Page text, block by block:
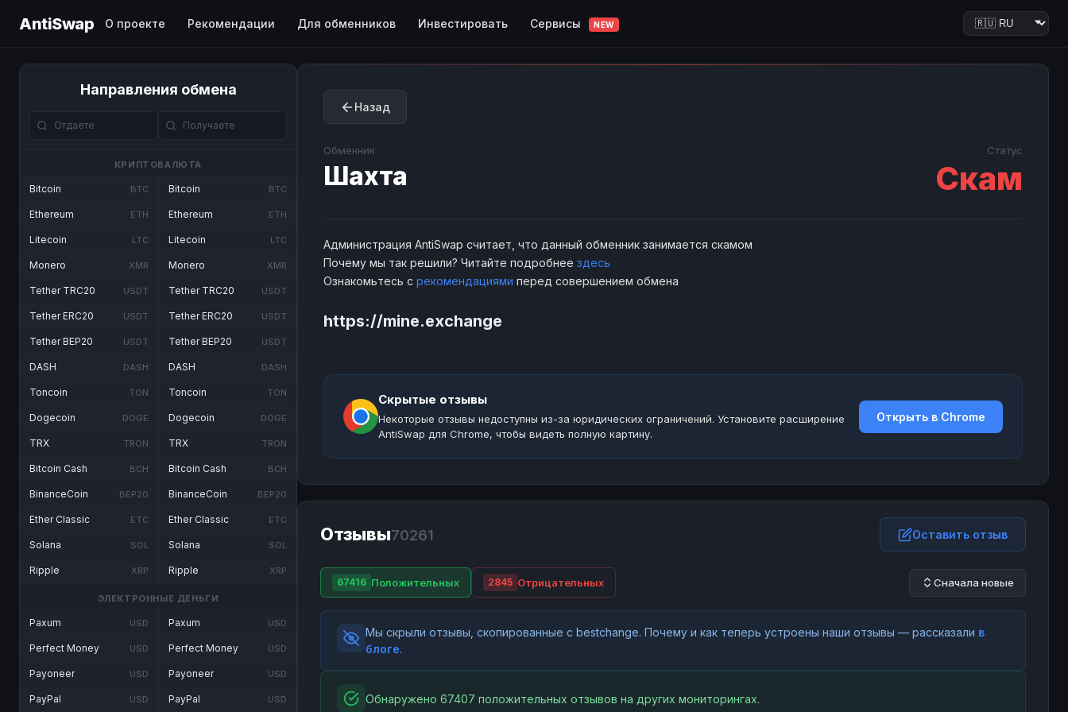
AntiSwap О проекте Рекомендации Для обменников Инвестировать Сервисы NEW
Направления обмена
КРИПТОВАЛЮТА
Bitcoin BTC
Ethereum ETH
Litecoin LTC
Monero XMR
Tether TRC20 USDT
Tether ERC20 USDT
Tether BEP20 USDT
DASH DASH
Toncoin TON
Dogecoin DOGE
TRX TRON
Bitcoin Cash BCH
BinanceCoin BEP20
Ether Classic ETC
Solana SOL
Ripple XRP
Bitcoin BTC
Ethereum ETH
Litecoin LTC
Monero XMR
Tether TRC20 USDT
Tether ERC20 USDT
Tether BEP20 USDT
DASH DASH
Toncoin TON
Dogecoin DOGE
TRX TRON
Bitcoin Cash BCH
BinanceCoin BEP20
Ether Classic ETC
Solana SOL
Ripple XRP
ЭЛЕКТРОННЫЕ ДЕНЬГИ
Paxum USD
Perfect Money USD
Payoneer USD
PayPal USD
Paxum USD
Perfect Money USD
Payoneer USD
PayPal USD
Назад
Обменник
Шахта
Статус
Скам
Администрация AntiSwap считает, что данный обменник занимается скамом
Почему мы так решили? Читайте подробнее здесь
Ознакомьтесь с рекомендациями перед совершением обмена
https://mine.exchange
Скрытые отзывы
Некоторые отзывы недоступны из-за юридических ограничений. Установите расширение
AntiSwap для Chrome, чтобы видеть полную картину.
Открыть в Chrome
Отзывы70261 Оставить отзыв
67416 Положительных 2845 Отрицательных Сначала новые
Мы скрыли отзывы, скопированные с bestchange. Почему и как теперь устроены наши отзывы — рассказали в
блоге.
Обнаружено 67407 положительных отзывов на других мониторингах.